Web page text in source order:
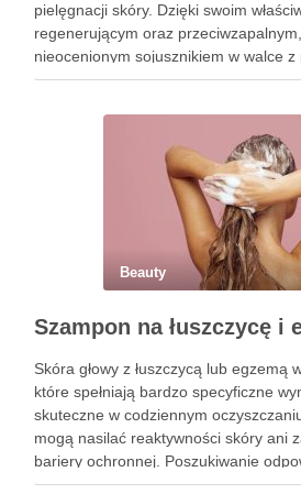
pielęgnacji skóry. Dzięki swoim
regenerującym oraz
nieocenionym sojusznikiem w walce z
takimi jak zmarszczki, trądzik czy
Beauty
Skóra głowy z łuszczycą lub egzemą
które spełniają bardzo specyficzne
skuteczne w codziennym
mogą nasilać reaktywności skóry ani
bariery ochronnej. Poszukiwanie
bywa dla wielu pacjentów procesem